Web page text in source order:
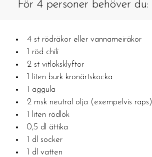
För 4 personer behöver du:
4 st rödräkor eller vannameiräkor
1 röd chili
2 st vitlöksklyftor
1 liten burk kronärtskocka
1 äggula
2 msk neutral olja (exempelvis raps)
1 liten rödlök
0,5 dl ättika
1 dl socker
1 dl vatten